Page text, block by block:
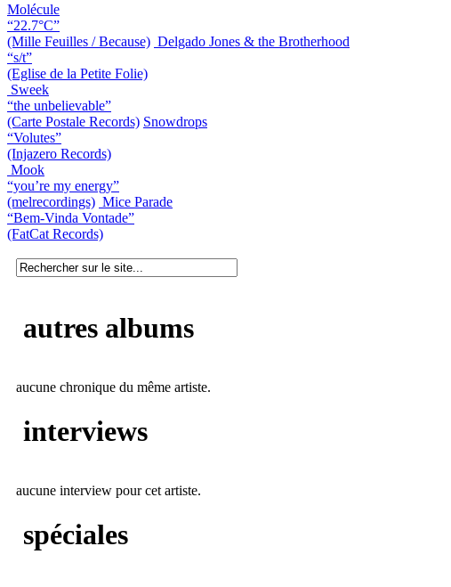
Molécule
“22.7°C”
(Mille Feuilles / Because) Delgado Jones & the Brotherhood
“s/t”
(Eglise de la Petite Folie)
Sweek
“the unbelievable”
(Carte Postale Records) Snowdrops
“Volutes”
(Injazero Records)
Mook
“you’re my energy”
(melrecordings) Mice Parade
“Bem-Vinda Vontade”
(FatCat Records)
autres albums
aucune chronique du même artiste.
interviews
aucune interview pour cet artiste.
spéciales